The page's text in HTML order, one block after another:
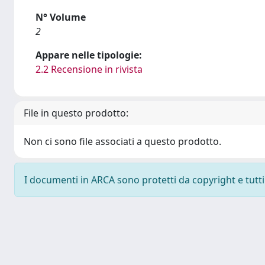
N° Volume
2
Appare nelle tipologie:
2.2 Recensione in rivista
File in questo prodotto:
Non ci sono file associati a questo prodotto.
I documenti in ARCA sono protetti da copyright e